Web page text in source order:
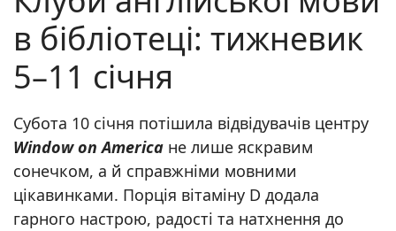
в бібліотеці: тижневик
5–11 січня
Субота 10 січня потішила відвідувачів центру
Window on America не лише яскравим
сонечком, а й справжніми мовними
цікавинками. Порція вітаміну D додала
гарного настрою, радості та натхнення до